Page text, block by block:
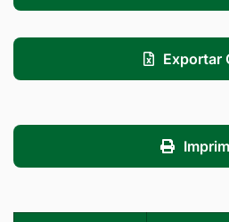
Exportar